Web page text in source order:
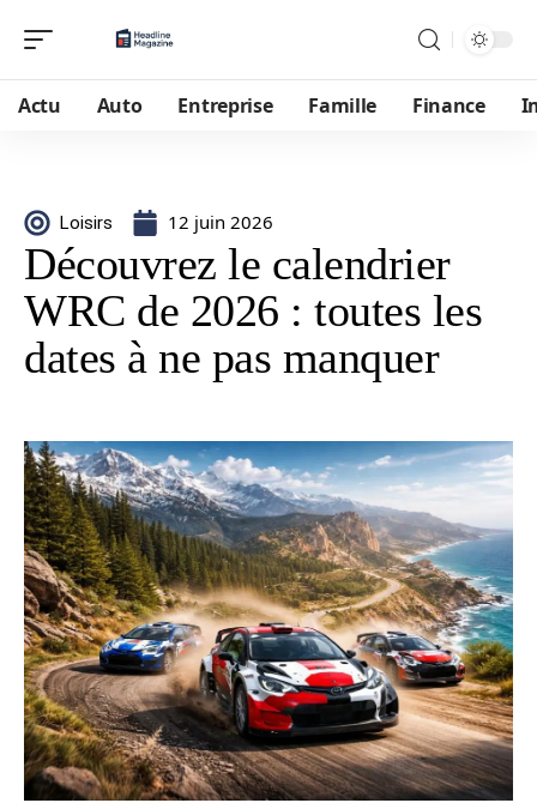
Actu Auto Entreprise Famille Finance
Loisirs 12 juin 2026
Découvrez le calendrier
WRC de 2026 : toutes les
dates à ne pas manquer